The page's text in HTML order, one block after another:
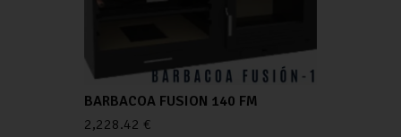
BARBACOA FUSION 140 FM
2,228.42 €